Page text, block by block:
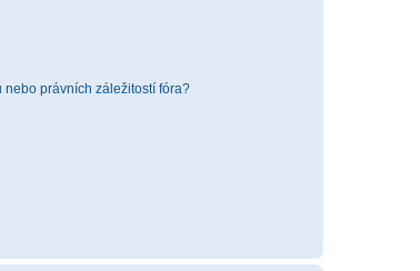
právních záležitostí fóra?